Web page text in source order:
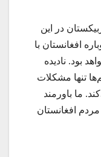
در این
افغانستان با
بود. نادیده
تنها مشکلات
ما باورمند
افغانستان